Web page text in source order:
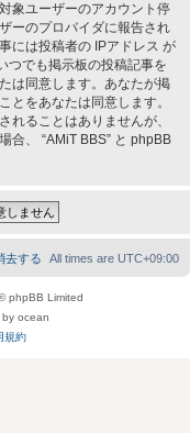
象ユーザーのアカウント停
ーのプロバイダに報告され
には投稿者の IPアドレス が
つでも掲示板の投稿記事を
は同意します。あなたが掲
とをあなたは同意します。
れることはありませんが、
合、 “AMiT BBS” と phpBB
All times are UTC+09:00
去する
phpBB Limited
ocean
規約